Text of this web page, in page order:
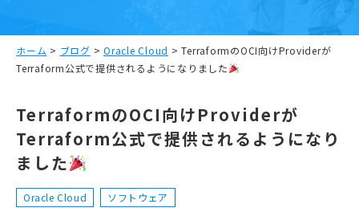
ホーム > ブログ > Oracle Cloud >TerraformのOCI向けProviderが
Terraform公式で提供されるようになりました
TerraformのOCI向けProviderが
Terraform公式で提供されるようになり
ました
Oracle Cloud ソフトウェア